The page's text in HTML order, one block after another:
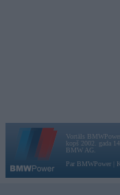
Vortāls
kopš 2002. gada
BMW AG.
Par BMWPower